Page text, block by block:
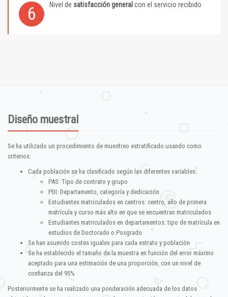
6 Nivel de satisfacción general con el servicio recibido
Diseño muestral
Se ha utilizado un procedimiento de muestreo estratificado usando como
criterios:
Cada población se ha clasificado según las diferentes variables:
PAS: Tipo de contrato y grupo
PDI: Departamento, categoría y dedicación
Estudiantes matriculados en centros: centro, año de primera
matrícula y curso más alto en que se encuentran matriculados
Estudiantes matriculados en departamentos: tipo de matrícula en
estudios de Doctorado o Posgrado
Se han asumido costes iguales para cada estrato y población
Se ha establecido el tamaño de la muestra en función del error máximo
aceptado para una estimación de una proporción, con un nivel de
confianza del 95%
Posteriormente se ha realizado una ponderación adecuada de los datos